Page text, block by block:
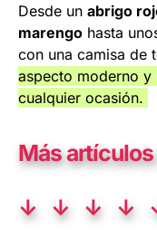
Desde un abrigo
marengo hasta
con una camisa de
aspecto moderno y
cualquier ocasión.
Más
↓ ↓ ↓ ↓